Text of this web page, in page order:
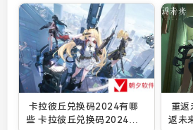
卡拉彼丘兑换码2024有哪
些 卡拉彼丘兑换码2024永
重返
返未